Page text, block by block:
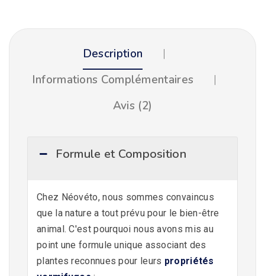
Description
Informations Complémentaires
Avis (2)
Formule et Composition
Chez Néovéto, nous sommes convaincus
que la nature a tout prévu pour le bien-être
animal. C'est pourquoi nous avons mis au
point une formule unique associant des
plantes reconnues pour leurs propriétés